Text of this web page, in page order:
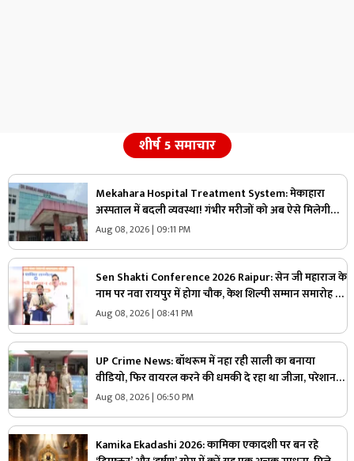
शीर्ष 5 समाचार
Mekahara Hospital Treatment System: मेकाहारा
अस्पताल में बदली व्यवस्था! गंभीर मरीजों को अब ऐसे मिलेगी
इमरजेंसी वार्ड में एंट्री, यहां होगी शुरुआती जांच
Aug 08, 2026 | 09:11 PM
Sen Shakti Conference 2026 Raipur: सेन जी महाराज के
नाम पर नवा रायपुर में होगा चौक, केश शिल्पी सम्मान समारोह में
सीएम साय ने किया ऐलान, सामुदायिक भवन के लिए इतने लाख
Aug 08, 2026 | 08:41 PM
UP Crime News: बॉथरूम में नहा रही साली का बनाया
वीडियो, फिर वायरल करने की धमकी दे रहा था जीजा, परेशान
युवती ने उठाया ये खौफनाक कदम
Aug 08, 2026 | 06:50 PM
Kamika Ekadashi 2026: कामिका एकादशी पर बन रहे